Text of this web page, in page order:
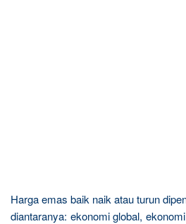
Harga emas baik naik atau turun
diantaranya: ekonomi global,